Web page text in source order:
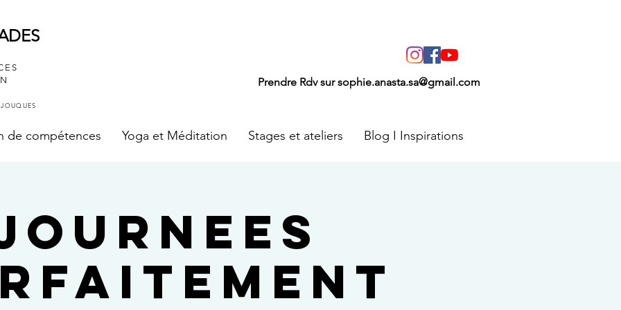
Prendre Rdvsursophie.anasta.sa@gmail.com
de compétences Yoga et Méditation Stages et ateliers Blog I Inspirations